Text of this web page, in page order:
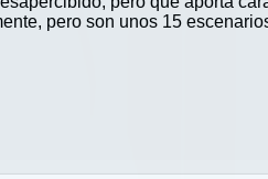
pero son unos 15